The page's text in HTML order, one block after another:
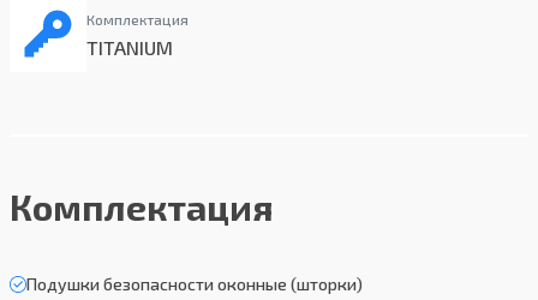
Комплектация
TITANIUM
Комплектация
Подушки безопасности оконные (шторки)